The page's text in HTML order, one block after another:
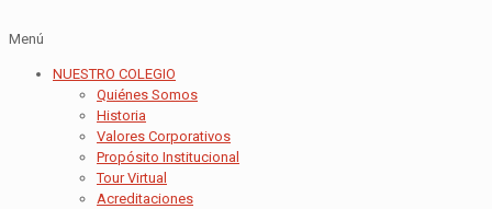
Menú
NUESTRO COLEGIO
Quiénes Somos
Historia
Valores Corporativos
Propósito Institucional
Tour Virtual
Acreditaciones